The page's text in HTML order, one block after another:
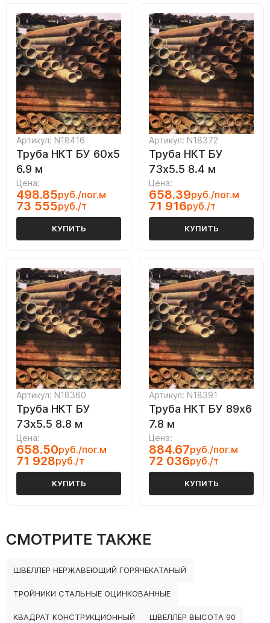
Артикул: N18416
Труба НКТ БУ 60х5
6.9 м
Цена:
498.85руб./пог.м
73 555руб./т
КУПИТЬ
Артикул: N18372
Труба НКТ БУ
73х5.5 8.4 м
Цена:
658.39руб./пог.м
71 916руб./т
КУПИТЬ
Артикул: N18360
Труба НКТ БУ
73х5.5 8.8 м
Цена:
658.50руб./пог.м
71 928руб./т
КУПИТЬ
Артикул: N18391
Труба НКТ БУ 89х6
7.8 м
Цена:
884.67руб./пог.м
72 036руб./т
КУПИТЬ
СМОТРИТЕ ТАКЖЕ
ШВЕЛЛЕР НЕРЖАВЕЮЩИЙ ГОРЯЧЕКАТАНЫЙ
ТРОЙНИКИ СТАЛЬНЫЕ ОЦИНКОВАННЫЕ
КВАДРАТ КОНСТРУКЦИОННЫЙ ШВЕЛЛЕР ВЫСОТА 90